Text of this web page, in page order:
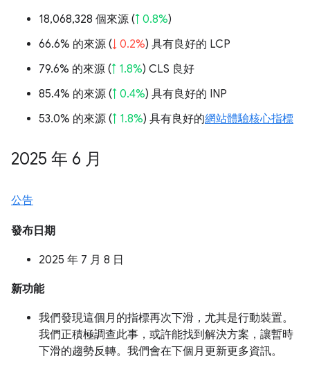
18,068,328 個來源 (↑ 0.8%)
66.6% 的來源 (↓ 0.2%) 具有良好的 LCP
79.6% 的來源 (↑ 1.8%) CLS 良好
85.4% 的來源 (↑ 0.4%) 具有良好的 INP
53.0% 的來源 (↑ 1.8%) 具有良好的網站體驗核心指標
2025 年 6 月
公告
發布日期
2025 年 7 月 8 日
新功能
我們發現這個月的指標再次下滑，尤其是行動裝置。
我們正積極調查此事，或許能找到解決方案，讓暫時
下滑的趨勢反轉。我們會在下個月更新更多資訊。